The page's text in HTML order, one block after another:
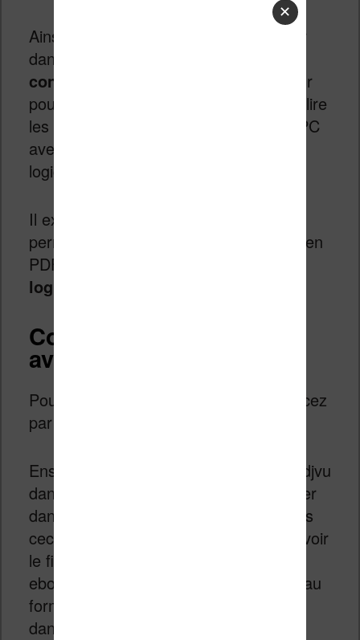
Ainsi, si vous devez convertir un fichier
dans ce format vous serez tenté de le
convertir le DJVU en fichier PDF
pour
pouvoir le lire sur tablette (voir ici pour lire
les fichiers PDF sur iPad) ou bien sur PC
avec Acrobat Reader – ou un autre
logiciel de lecture de PDF.
Il existe quelques sites internet qui
permettent de convertir un fichier djvu en
PDF, mais je préfère encore
logiciel Calibre
Convertir DJVU en PDF
avec Calibre
Pour la conversion du fichier, commencez
par lancer le logiciel Calibre.
Ensuite glisser – déposer votre fichier djvu
dans la fenêtre principale pour l’importer
dans la bibliothèque du logiciel. Une fois
ceci réalisé, vous devez normalement voir
le fichier dans la liste de vos fichiers
ebooks gérés par Calibre. Les fichiers au
format djvu sont notés avec « DJVU »
dans la fenêtre de Calibre :
✕